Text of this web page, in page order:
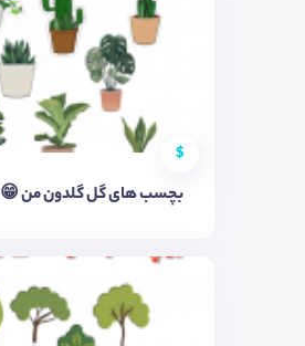
$
بچسب های گل گلدون من 😁